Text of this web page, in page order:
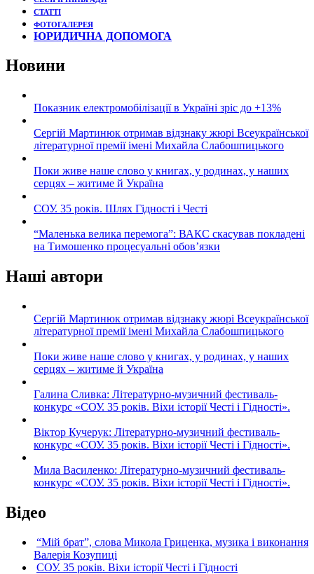
СТАТТІ
ФОТОГАЛЕРЕЯ
ЮРИДИЧНА ДОПОМОГА
Новини
Показник електромобілізації в Україні зріс до +13%
Сергій Мартинюк отримав відзнаку жюрі Всеукраїнської
літературної премії імені Михайла Слабошпицького
Поки живе наше слово у книгах, у родинах, у наших
серцях – житиме й Україна
СОУ. 35 років. Шлях Гідності і Честі
“Маленька велика перемога”: ВАКС скасував покладені
на Тимошенко процесуальні обов’язки
Наші автори
Сергій Мартинюк отримав відзнаку жюрі Всеукраїнської
літературної премії імені Михайла Слабошпицького
Поки живе наше слово у книгах, у родинах, у наших
серцях – житиме й Україна
Галина Сливка: Літературно-музичний фестиваль-
конкурс «СОУ. 35 років. Віхи історії Честі і Гідності».
Віктор Кучерук: Літературно-музичний фестиваль-
конкурс «СОУ. 35 років. Віхи історії Честі і Гідності».
Мила Василенко: Літературно-музичний фестиваль-
конкурс «СОУ. 35 років. Віхи історії Честі і Гідності».
Відео
“Мій брат”, слова Микола Гриценка, музика і виконання
Валерія Козупиці
СОУ. 35 років. Віхи історії Честі і Гідності